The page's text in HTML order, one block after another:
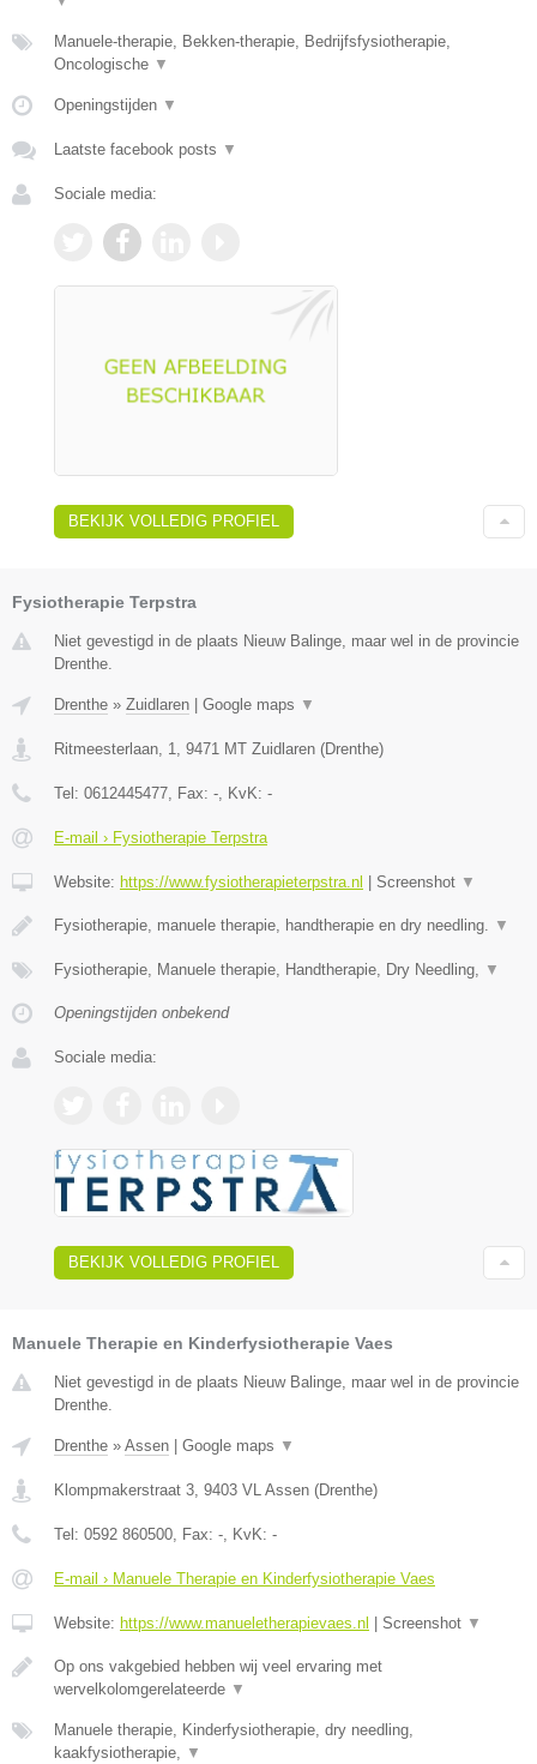
Manuele-therapie, Bekken-therapie, Bedrijfsfysiotherapie,
Oncologische ▼
Openingstijden ▼
Laatste facebook posts ▼
Sociale media:
BEKIJK VOLLEDIG PROFIEL
Fysiotherapie Terpstra
Niet gevestigd in de plaats Nieuw Balinge, maar wel in de provincie
Drenthe.
Drenthe » Zuidlaren | Google maps ▼
Ritmeesterlaan, 1 9471 MT Zuidlaren (Drenthe)
Tel: 0612445477 , Fax: - , KvK: -
E-mail › Fysiotherapie Terpstra
Website: https://www.fysiotherapieterpstra.nl | Screenshot ▼
Fysiotherapie, manuele therapie, handtherapie en dry needling. ▼
Fysiotherapie, Manuele therapie, Handtherapie, Dry Needling, ▼
Openingstijden onbekend
Sociale media:
BEKIJK VOLLEDIG PROFIEL
Manuele Therapie en Kinderfysiotherapie Vaes
Niet gevestigd in de plaats Nieuw Balinge, maar wel in de provincie
Drenthe.
Drenthe » Assen Google maps ▼
Klompmakerstraat 3, 9403 VL Assen (Drenthe)
Tel: 0592 860500, Fax: -, KvK: -
E-mail › Manuele Therapie en Kinderfysiotherapie Vaes
Website: https://www.manueletherapievaes.nl Screenshot ▼
Op ons vakgebied hebben wij veel ervaring met
wervelkolomgerelateerde ▼
Manuele therapie, Kinderfysiotherapie, dry needling,
kaakfysiotherapie, ▼